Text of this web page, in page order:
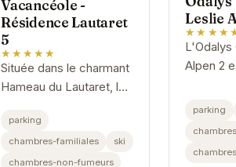
Vacancéole -
Résidence Lautaret
5
★★★★★
Située dans le charmant
Hameau du Lautaret, la
offre un accès direct
aux pistes de ski des
Deux Alpes. Ses
parking
chambres-familiales
ski
chambres-non-fumeurs
Leslie
L'Odalys
Alpen 2
des
aux
parking